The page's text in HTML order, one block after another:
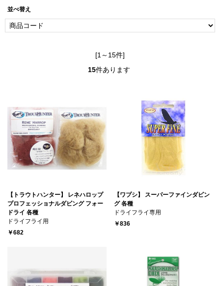
並べ替え
[1～15件]
15件あります
【トラウトハンター】 レネハロップ
プロフェッショナルダビング フォー
ドライ 各種
ドライフライ用
￥682
【ワプシ】 スーパーファインダビン
グ 各種
ドライフライ専用
￥836